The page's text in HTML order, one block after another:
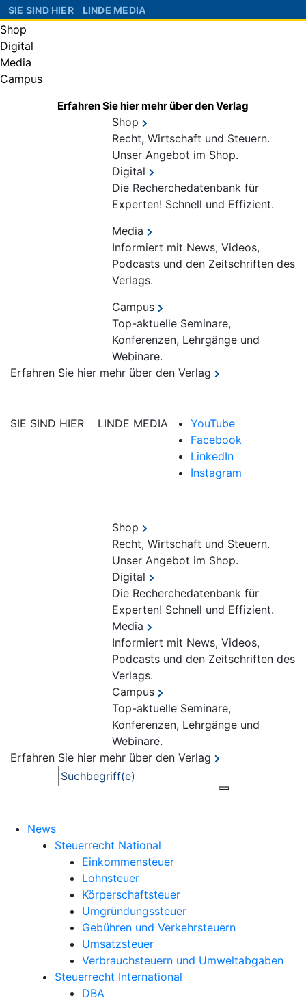
SIE SIND HIER LINDE MEDIA
Shop
Digital
Media
Campus
Erfahren Sie hier mehr über den Verlag
Shop
Recht, Wirtschaft und Steuern.
Unser Angebot im Shop.
Digital
Die Recherchedatenbank für
Experten! Schnell und Effizient.
Media
Informiert mit News, Videos,
Podcasts und den Zeitschriften des
Verlags.
Campus
Top-aktuelle Seminare,
Konferenzen, Lehrgänge und
Webinare.
Erfahren Sie hier mehr über den Verlag
SIE SIND HIER LINDE MEDIA
YouTube
Facebook
LinkedIn
Instagram
Shop
Recht, Wirtschaft und Steuern.
Unser Angebot im Shop.
Digital
Die Recherchedatenbank für
Experten! Schnell und Effizient.
Media
Informiert mit News, Videos,
Podcasts und den Zeitschriften des
Verlags.
Campus
Top-aktuelle Seminare,
Konferenzen, Lehrgänge und
Webinare.
Erfahren Sie hier mehr über den Verlag
Suche
News
Steuerrecht National
Einkommensteuer
Lohnsteuer
Körperschaftsteuer
Umgründungssteuer
Gebühren und Verkehrsteuern
Umsatzsteuer
Verbrauchsteuern und Umweltabgaben
Steuerrecht International
DBA